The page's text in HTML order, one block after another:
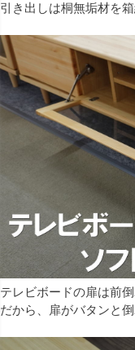
引き出しは桐無垢材を箱
テレビボードの扉は前
だから、扉がバタンと